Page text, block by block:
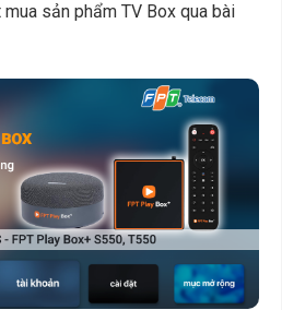
sản phẩm TV Box qua bài